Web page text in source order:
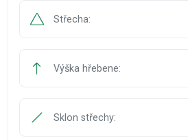
Střecha:
Výška hřebene:
Sklon střechy: